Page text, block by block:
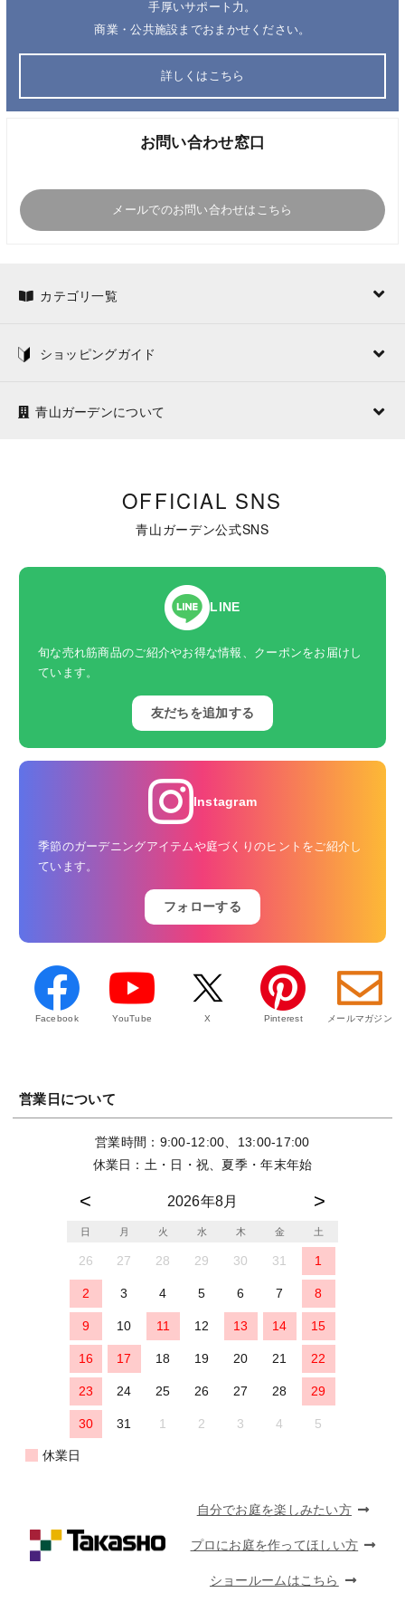
手厚いサポート力。
商業・公共施設までおまかせください。
詳しくはこちら
お問い合わせ窓口
メールでのお問い合わせはこちら
カテゴリ一覧
ショッピングガイド
青山ガーデンについて
OFFICIAL SNS
青山ガーデン公式SNS
LINE
旬な売れ筋商品のご紹介やお得な情報、クーポンをお届けし
ています。
友だちを追加する
Instagram
季節のガーデニングアイテムや庭づくりのヒントをご紹介し
ています。
フォローする
Facebook YouTube X Pinterest メールマガジン
営業日について
営業時間：9:00-12:00、13:00-17:00
休業日：土・日・祝、夏季・年末年始
2026年8月
日 月 火 水 木 金 土
26 27 28 29 30 31 1
2 3 4 5 6 7 8
9 10 11 12 13 14 15
16 17 18 19 20 21 22
23 24 25 26 27 28 29
30 31 1 2 3 4 5
休業日
自分でお庭を楽しみたい方
プロにお庭を作ってほしい方
ショールームはこちら